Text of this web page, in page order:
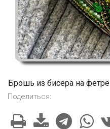
Брошь из бисера на фетре
Поделиться: